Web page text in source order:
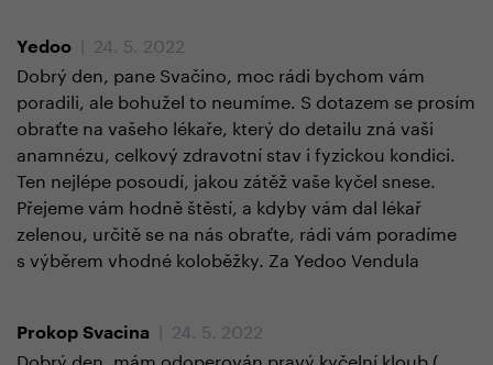
Yedoo
| 24. 5. 2022
Dobrý den, pane Svačino, moc rádi bychom vám
poradili, ale bohužel to neumíme. S dotazem se prosím
obraťte na vašeho lékaře, který do detailu zná vaši
anamnézu, celkový zdravotní stav i fyzickou kondici.
Ten nejlépe posoudí, jakou zátěž vaše kyčel snese.
Přejeme vám hodně štěstí, a kdyby vám dal lékař
zelenou, určitě se na nás obraťte, rádi vám poradíme
s výběrem vhodné koloběžky. Za Yedoo Vendula
Prokop Svacina
| 24. 5. 2022
Dobrý den, mám odoperován pravý kyčelní kloub (